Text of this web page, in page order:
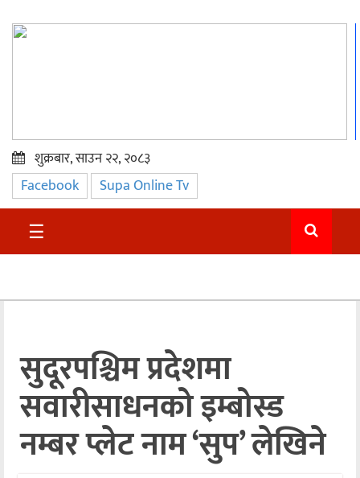
प्रमुख
समाचार
सुदुर
अन्तराष्ट्रिय
अन्तर्वार्ता
अर्थ
खेलकुद
शुक्रबार, साउन २२, २०८३
Facebook Supa Online Tv
☰
सुदूरपश्चिम प्रदेशमा
सवारीसाधनको इम्बोस्ड
नम्बर प्लेट नाम ‘सुप’ लेखिने